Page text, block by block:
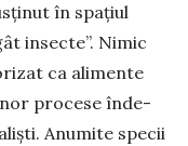
în spațiul
insecte”. Ni­mic
ca ali­mente
procese în­de­
Anu­mite specii